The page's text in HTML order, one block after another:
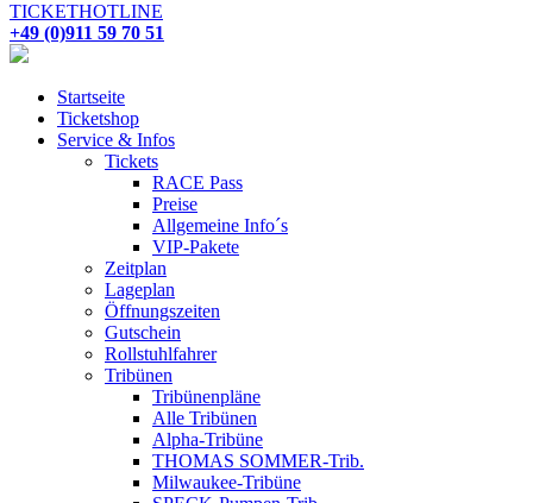
TICKETHOTLINE
+49 (0)911 59 70 51
Startseite
Ticketshop
Service & Infos
Tickets
RACE Pass
Preise
Allgemeine Info´s
VIP-Pakete
Zeitplan
Lageplan
Öffnungszeiten
Gutschein
Rollstuhlfahrer
Tribünen
Tribünenpläne
Alle Tribünen
Alpha-Tribüne
THOMAS SOMMER-Trib.
Milwaukee-Tribüne